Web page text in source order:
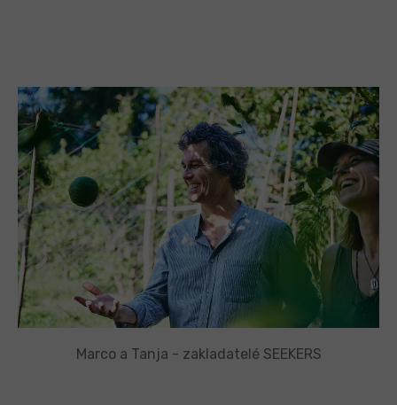
Marco a Tanja - zakladatelé SEEKERS